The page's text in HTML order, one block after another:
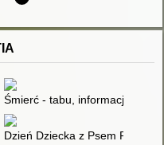
zjawiska
Śmierć - tabu, informacja,
zajęć o tym, jak ważna
Dzień Dziecka z Psem